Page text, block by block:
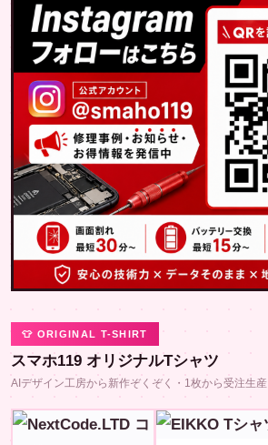
👕 ORIGINAL T-SHIRT
スマホ119 オリジナルTシャツ
AIデザイン工房から新作ぞくぞく・1枚から受注生産